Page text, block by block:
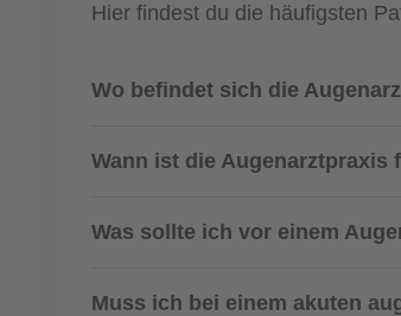
Hier findest du die häufigsten
Wo befindet sich die
Wann ist die Augenarztpraxis
Was sollte ich vor einem
Muss ich bei einem akuten